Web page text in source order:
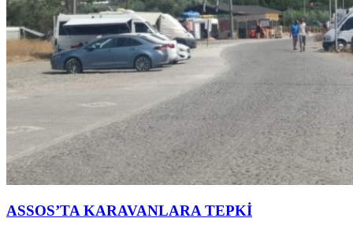
ASSOS’TA KARAVANLARA TEPKİ